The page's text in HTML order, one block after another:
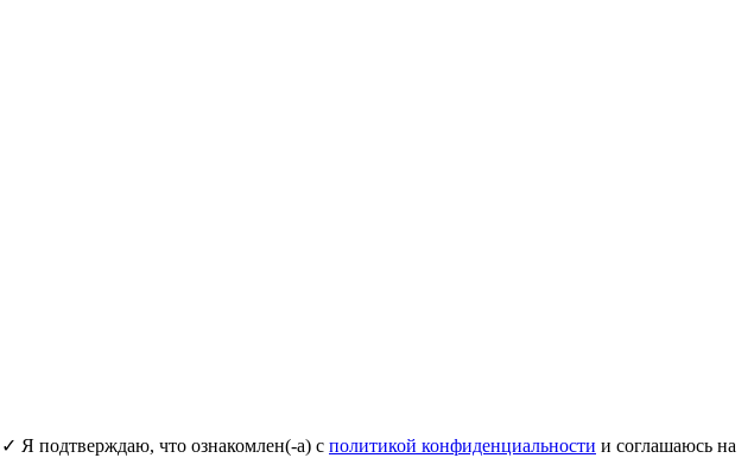
✓ Я подтверждаю, что ознакомлен(-а) с политикой конфиденциальности и соглашаюсь на